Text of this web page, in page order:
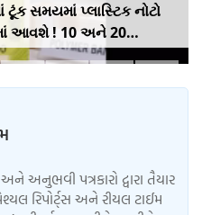
ટૂંક સમયમાં પ્લાસ્ટિક નોટો
આવશે ! 10 અને 20
નોટથી થશે શરૂઆત,
અને અનુભવી પત્રકારો દ્વારા તૈયાર
રિપોર્ટ્સ અને રીયલ ટાઈમ